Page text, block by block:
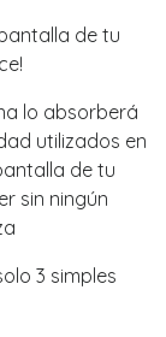
de tu
lo absorberá
utilizados en
de tu
sin ningún
3 simples